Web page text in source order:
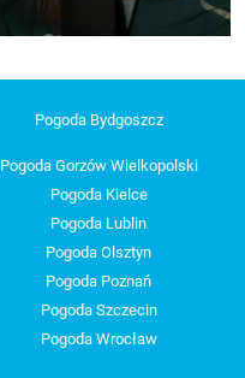
Pogoda Bydgoszcz
Pogoda Gorzów Wielkopolski
Pogoda Kielce
Pogoda Lublin
Pogoda Olsztyn
Pogoda Poznań
Pogoda Szczecin
Pogoda Wrocław